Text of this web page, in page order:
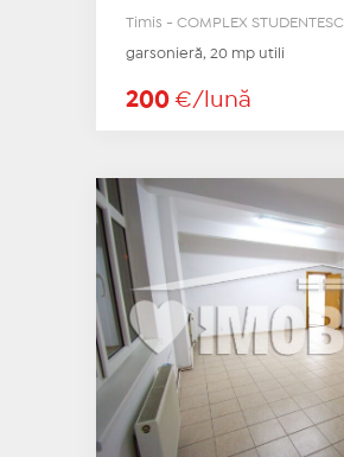
Timis - COMPLEX STUDENTESC
garsonieră, 20 mp utili
200 €/lună